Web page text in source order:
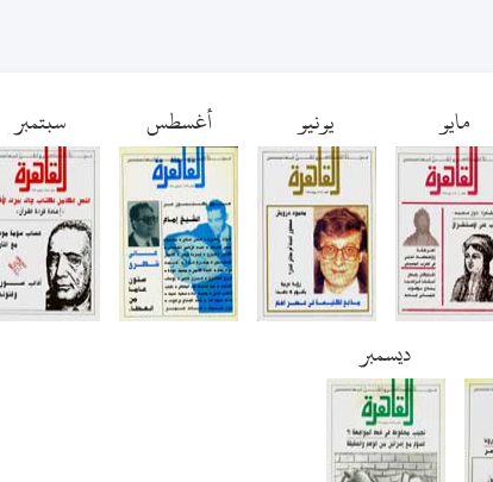
مايو يونيو أغسطس سبتمبر
ديسمبر